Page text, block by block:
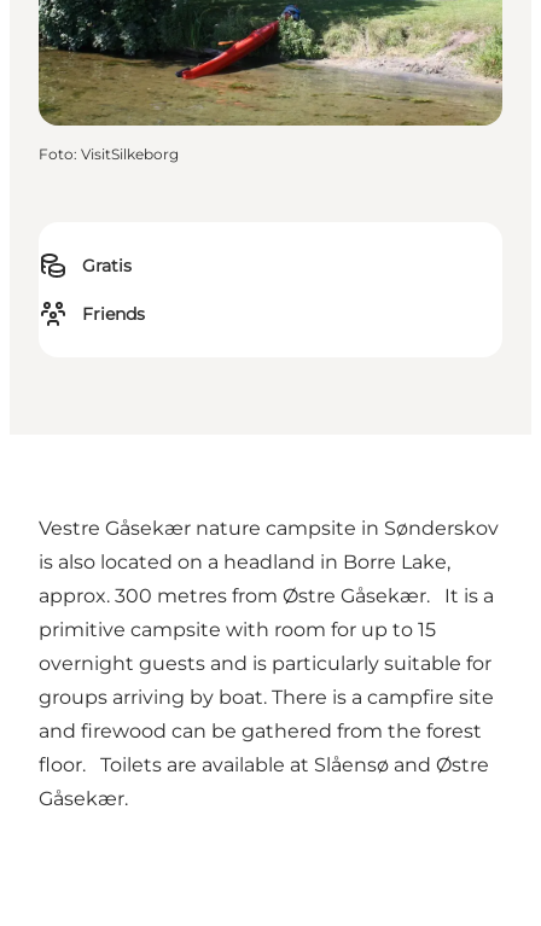
Gratis
Friends
Foto: VisitSilkeborg
Vestre Gåsekær nature campsite in Sønderskov
is also located on a headland in Borre Lake,
approx. 300 metres from Østre Gåsekær. It is a
primitive campsite with room for up to 15
overnight guests and is particularly suitable for
groups arriving by boat. There is a campfire site
and firewood can be gathered from the forest
floor. Toilets are available at Slåensø and Østre
Gåsekær.